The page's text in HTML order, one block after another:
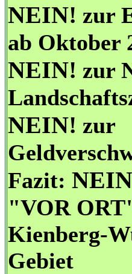
NEIN! zur
ab Oktober
NEIN! zur
NEIN! zur
Fazit:
"VOR
Kienberg-
Gebiet